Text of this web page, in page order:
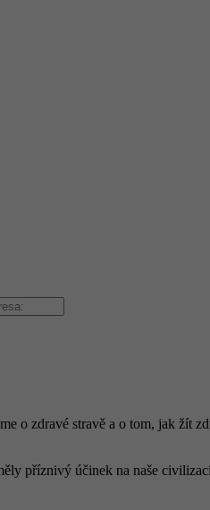
o zdravé stravě a o tom, jak žít
příznivý účinek na naše